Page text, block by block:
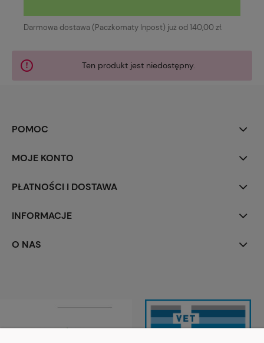
Darmowa dostawa (Paczkomaty Inpost) już od 140,00 zł.
Ten produkt jest niedostępny.
POMOC
MOJE KONTO
PŁATNOŚCI I DOSTAWA
INFORMACJE
O NAS